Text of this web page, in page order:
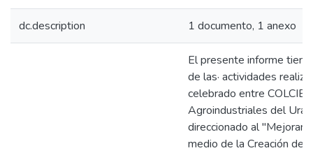
dc.description 1 documento, 1 anexo
El presente informe
de las· actividades
celebrado entre
Agroindustriales del
direccionado al
medio de la Creación de